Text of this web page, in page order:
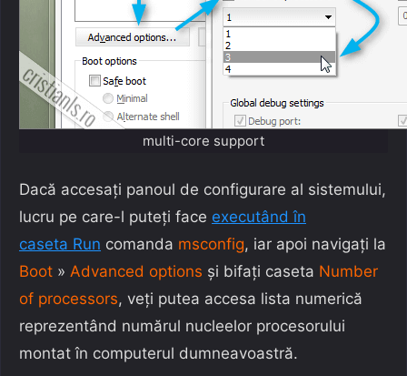
multi-core support
Dacă accesați panoul de configurare al sistemului,
lucru pe care-l puteți face executând în
caseta Run comanda msconfig, iar apoi navigați la
Boot » Advanced options și bifați caseta Number
of processors, veți putea accesa lista numerică
reprezentând numărul nucleelor procesorului
montat în computerul dumneavoastră.